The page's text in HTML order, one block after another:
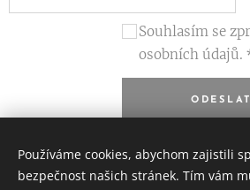
Souhlasím se
osobních údajů.
ODESLAT
Používáme cookies, abychom zajistili
bezpečnost našich stránek. Tím vám